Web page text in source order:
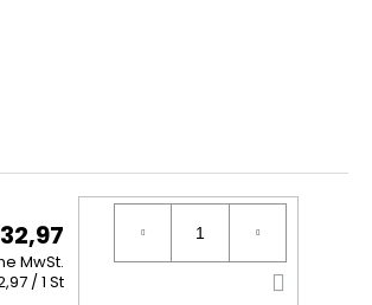
MwSt.
/ 1 St